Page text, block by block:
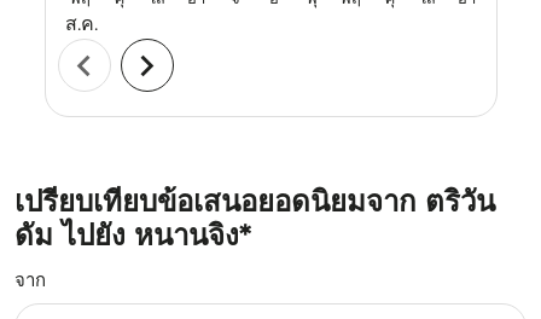
ส.ค.
chevron_left chevron_right
เปรียบเทียบข้อเสนอยอดนิยมจาก ตริวัน
ดัม ไปยัง หนานจิง*
จาก